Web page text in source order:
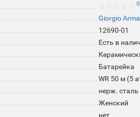
Giorgio
12690-01
Есть в
Батарейка
WR 50 м (5
нерж.
Женский
нет